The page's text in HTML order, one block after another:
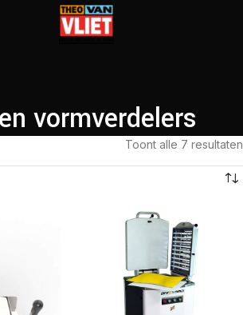
vormverdelers
Toont alle 7 resultaten